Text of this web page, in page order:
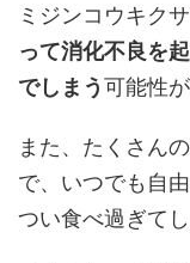
ミジンコウキク
って消化不良を
でしまう可能性
また、たくさん
で、いつでも自
つい食べ過ぎて